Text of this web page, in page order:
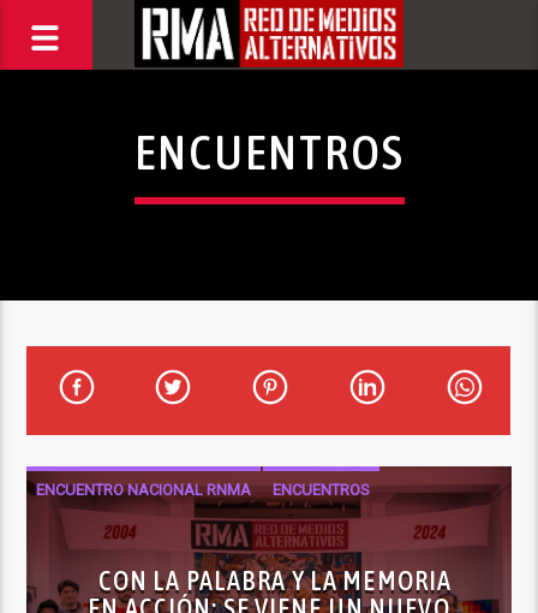
ENCUENTROS
ENCUENTRO NACIONAL RNMA ENCUENTROS
NOTICIAS
CON LA PALABRA Y LA MEMORIA